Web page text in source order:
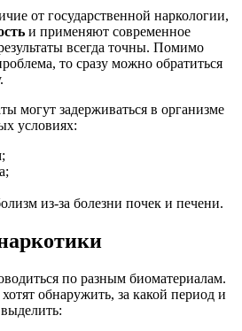
от государственной наркологии,
и применяют современное
всегда точны. Помимо
то сразу можно обратиться
могут задерживаться в организме
условиях:
из-за болезни почек и печени.
по разным биоматериалам.
обнаружить, за какой период и